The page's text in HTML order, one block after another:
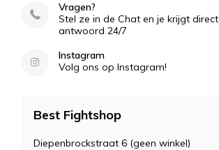
Vragen?
Stel ze in de Chat en je krijgt direct
antwoord 24/7
Instagram
Volg ons op Instagram!
Best Fightshop
Diepenbrockstraat 6 (geen winkel)